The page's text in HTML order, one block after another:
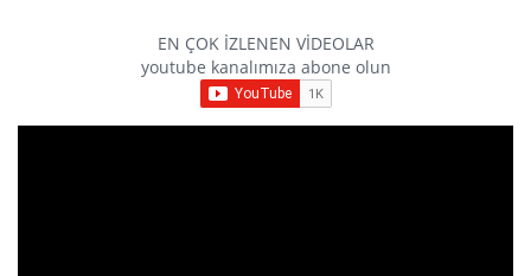
EN ÇOK İZLENEN VİDEOLAR
youtube kanalımıza abone olun